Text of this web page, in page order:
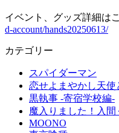
イベント、グッズ詳細は
d-account/hands20250613/
カテゴリー
スパイダーマン
恋せよまやかし天使
黒執事 -寄宿学校編-
魔入りました！入間
MOONO